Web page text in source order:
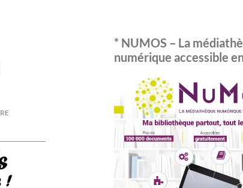
* NUMOS – La
numérique accessible